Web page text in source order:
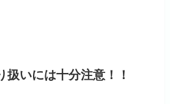
扱いには十分注意！！